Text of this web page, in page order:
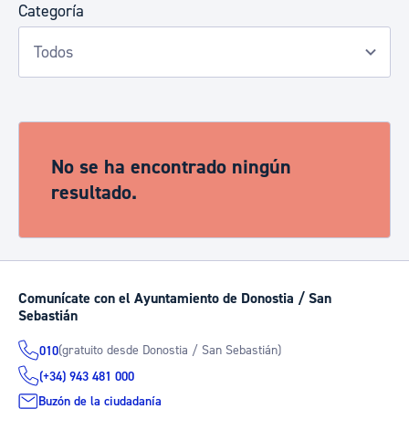
Categoría
No se ha encontrado ningún
resultado.
Comunícate con el Ayuntamiento de Donostia / San
Sebastián
010(gratuito desde Donostia / San Sebastián)
(+34) 943 481 000
Buzón de la ciudadanía